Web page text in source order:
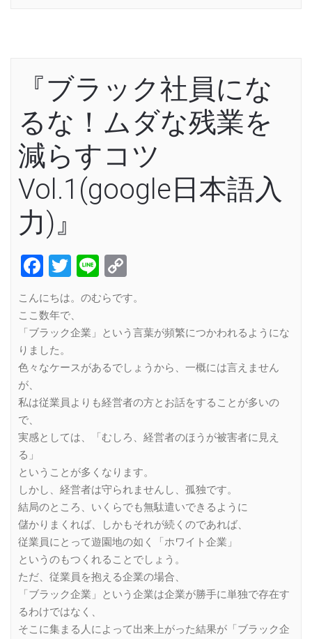
『ブラック社員にな
るな！ムダな残業を
減らすコツ
Vol.1(google日本語入
力)』
Facebook
Twitter
Line
Link
こんにちは。のむらです。
ここ数年で、
「ブラック企業」という言葉が頻繁につかわれるようにな
りました。
色々なケースがあるでしょうから、一概には言えません
が、
私は従業員よりも経営者の方とお話をすることが多いの
で、
実感としては、「むしろ、経営者のほうが被害者に見え
る」
ということが多くなります。
しかし、経営者は守られませんし、孤独です。
結局のところ、いくらでも無駄遣いできるように
儲かりまくれば、しかもそれが続くのであれば、
従業員にとって遊園地の如く「ホワイト企業」
というのもつくれることでしょう。
ただ、従業員を抱える企業の場合、
「ブラック企業」という企業は企業が勝手に単独で存在す
るわけではなく、
そこに集まる人によって出来上がった結果が「ブラック企